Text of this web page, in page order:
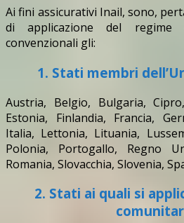
Ai fini assicurativi Inail, sono,
di applicazione del regime
convenzionali gli:
1. Stati membri
Austria, Belgio, Bulgaria,
Estonia, Finlandia, Francia,
Italia, Lettonia, Lituania,
Polonia, Portogallo, Regno
Romania, Slovacchia, Slovenia,
2. Stati ai quali si